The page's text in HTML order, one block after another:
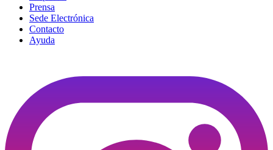
Prensa
Sede Electrónica
Contacto
Ayuda